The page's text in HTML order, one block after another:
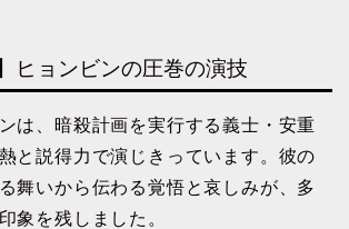
ヒョンビンの圧巻の演技
は、暗殺計画を実行する義士・安重
と説得力で演じきっています。彼の
舞いから伝わる覚悟と哀しみが、多
象を残しました。